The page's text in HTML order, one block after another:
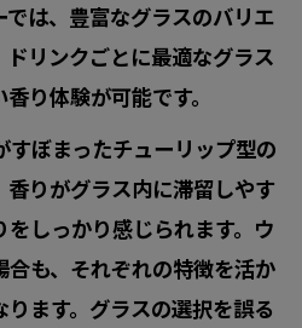
は、豊富なグラスのバリエ
リンクごとに最適なグラス
り体験が可能です。
ぼまったチューリップ型の
りがグラス内に滞留しやす
をしっかり感じられます。ウ
も、それぞれの特徴を活か
ます。グラスの選択を誤る